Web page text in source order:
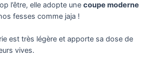
l’être, elle adopte une coupe moderne
fesses comme jaja !
est très légère et apporte sa dose de
vives.